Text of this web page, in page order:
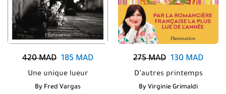
420MAD 185 MAD
Une unique lueur
By Fred Vargas
275MAD 130 MAD
D’autres printemps
By Virginie Grimaldi